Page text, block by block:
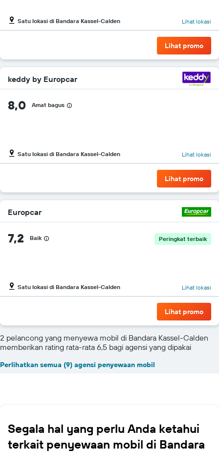
Satu lokasi di Bandara Kassel-Calden Lihat lokasi
Lihat promo
keddy by Europcar
8,0 Amat bagus
Satu lokasi di Bandara Kassel-Calden Lihat lokasi
Lihat promo
Europcar
7,2 Baik Peringkat terbaik
Satu lokasi di Bandara Kassel-Calden Lihat lokasi
Lihat promo
2 pelancong yang menyewa mobil di Bandara Kassel-Calden
memberikan rating rata-rata 6,5 bagi agensi yang dipakai
Perlihatkan semua (9) agensi penyewaan mobil
Segala hal yang perlu Anda ketahui
terkait penyewaan mobil di Bandara